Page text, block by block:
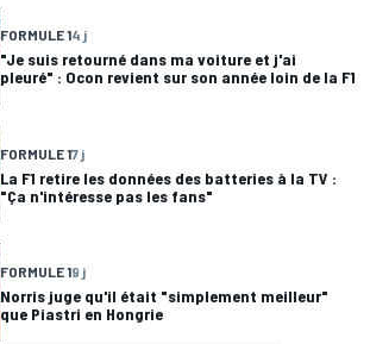
FORMULE 14 j
"Je suis retourné dans ma voiture et j'ai
pleuré" : Ocon revient sur son année loin de la F1
FORMULE 17 j
La F1 retire les données des batteries à la TV :
"Ça n'intéresse pas les fans"
FORMULE 19 j
Norris juge qu'il était "simplement meilleur"
que Piastri en Hongrie